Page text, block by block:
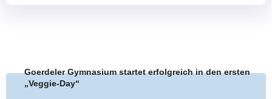
Schulnetzwerke
Goerdeler Gymnasium startet erfolgreich in den ersten
„Veggie-Day“